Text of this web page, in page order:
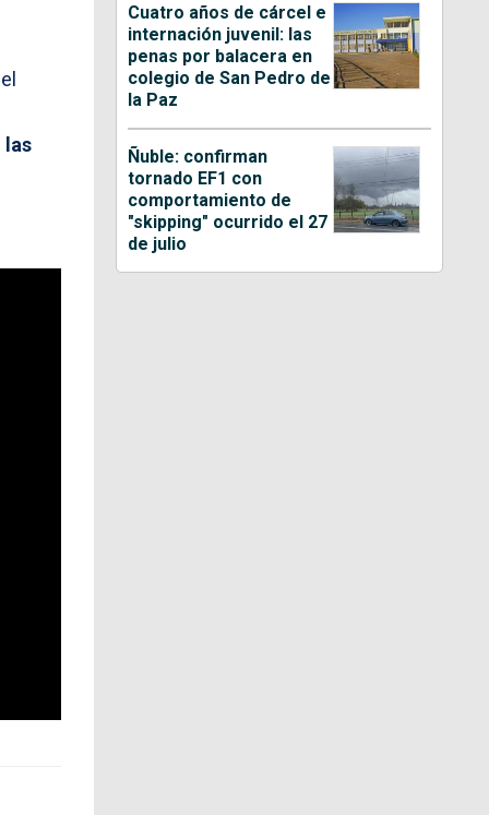
las
Cuatro años de cárcel e
internación juvenil: las
penas por balacera en
colegio de San Pedro de
la Paz
Ñuble: confirman
tornado EF1 con
comportamiento de
"skipping" ocurrido el 27
de julio